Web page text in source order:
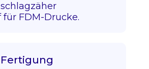
für FDM-Drucke.